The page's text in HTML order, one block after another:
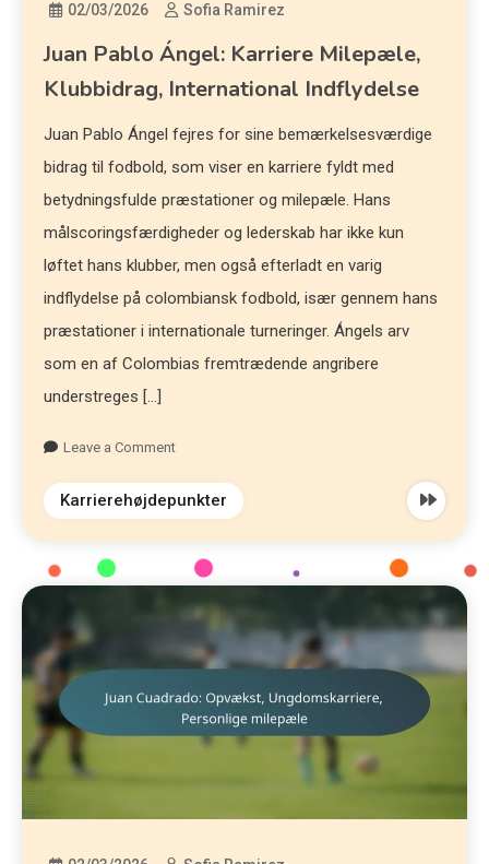
02/03/2026 Sofia Ramirez
Juan Pablo Ángel: Karriere Milepæle,
Klubbidrag, International Indflydelse
Juan Pablo Ángel fejres for sine bemærkelsesværdige
bidrag til fodbold, som viser en karriere fyldt med
betydningsfulde præstationer og milepæle. Hans
målscoringsfærdigheder og lederskab har ikke kun
løftet hans klubber, men også efterladt en varig
indflydelse på colombiansk fodbold, især gennem hans
præstationer i internationale turneringer. Ángels arv
som en af Colombias fremtrædende angribere
understreges […]
Leave a Comment
Karrierehøjdepunkter